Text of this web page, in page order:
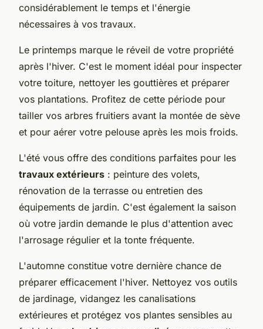
considérablement le temps et l'énergie
nécessaires à vos travaux.
Le printemps marque le réveil de votre propriété
après l'hiver. C'est le moment idéal pour inspecter
votre toiture, nettoyer les gouttières et préparer
vos plantations. Profitez de cette période pour
tailler vos arbres fruitiers avant la montée de sève
et pour aérer votre pelouse après les mois froids.
L'été vous offre des conditions parfaites pour les
travaux extérieurs : peinture des volets,
rénovation de la terrasse ou entretien des
équipements de jardin. C'est également la saison
où votre jardin demande le plus d'attention avec
l'arrosage régulier et la tonte fréquente.
L'automne constitue votre dernière chance de
préparer efficacement l'hiver. Nettoyez vos outils
de jardinage, vidangez les canalisations
extérieures et protégez vos plantes sensibles au